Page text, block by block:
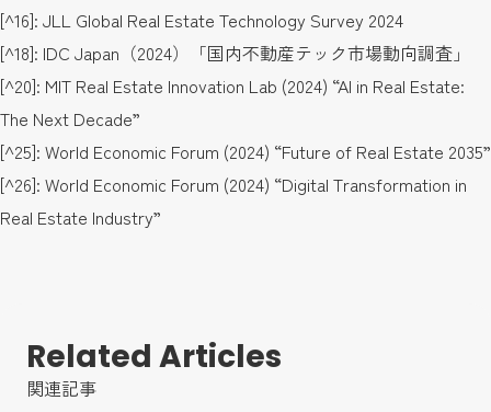
[^16]: JLL Global Real Estate Technology Survey 2024
[^18]: IDC Japan（2024）「国内不動産テック市場動向調査」
[^20]: MIT Real Estate Innovation Lab (2024) “AI in Real Estate:
The Next Decade”
[^25]: World Economic Forum (2024) “Future of Real Estate 2035”
[^26]: World Economic Forum (2024) “Digital Transformation in
Real Estate Industry”
Related Articles
関連記事